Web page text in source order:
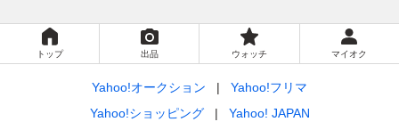
トップ 出品 ウォッチ マイオク
Yahoo!オークション
Yahoo!フリマ
Yahoo!ショッピング
Yahoo! JAPAN